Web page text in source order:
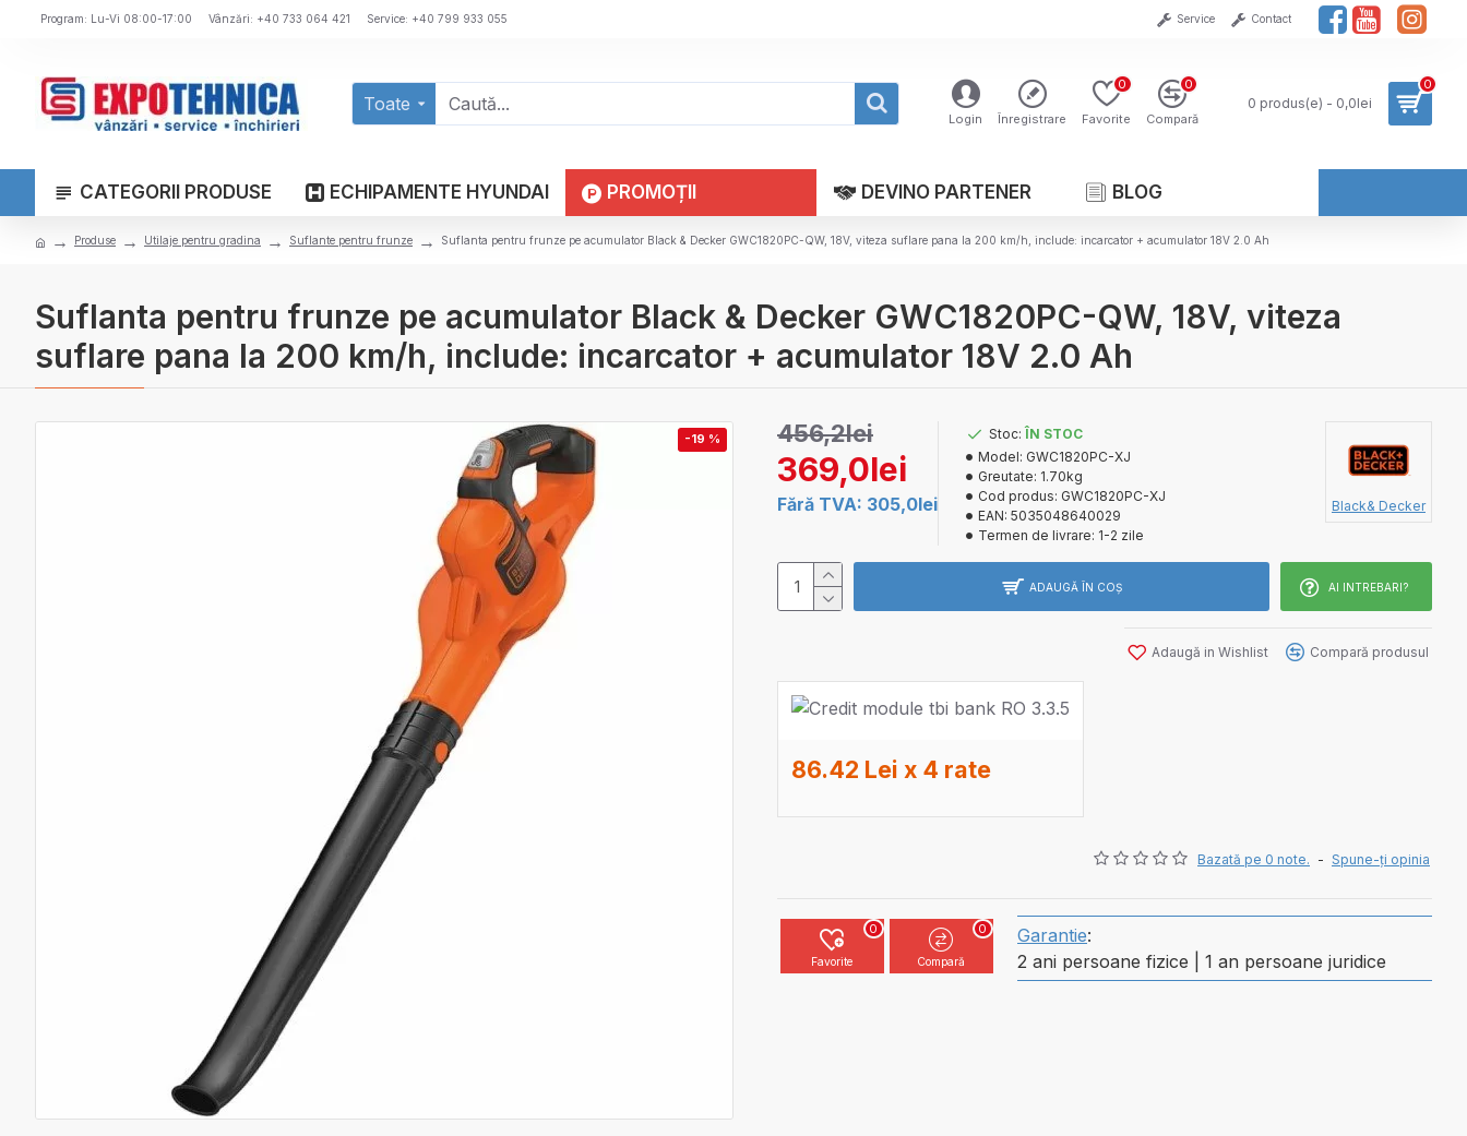
Program: Lu-Vi 08:00-17:00 Vânzări: +40 733 064 421 Service: +40 799 933 055 Service Contact
Toate
Login Înregistrare Favorite
0
Compară
0
0 produs(e) - 0,0lei
0
CATEGORII PRODUSE ECHIPAMENTE HYUNDAI PROMOȚII DEVINO PARTENER BLOG
Produse Utilaje pentru gradina Suflante pentru frunze Suflanta pentru frunze pe acumulator Black & Decker GWC1820PC-QW, 18V, viteza suflare pana la 200 km/h, include: incarcator + acumulator 18V 2.0 Ah
Suflanta pentru frunze pe acumulator Black & Decker GWC1820PC-QW, 18V, viteza
suflare pana la 200 km/h, include: incarcator + acumulator 18V 2.0 Ah
-19 %
Bazată pe 0 note. - Spune-ţi opinia
369,0lei
456,2lei
Fără TVA: 305,0lei
Stoc: ÎN STOC
Model: GWC1820PC-XJ
Greutate: 1.70kg
Cod produs: GWC1820PC-XJ
EAN: 5035048640029
Termen de livrare: 1-2 zile
Black& Decker
ADAUGĂ ÎN COŞ AI INTREBARI?
Adaugă in Wishlist Compară produsul
86.42 Lei x 4 rate
Favorite
0
Compară
0 Garantie:
2 ani persoane fizice | 1 an persoane juridice